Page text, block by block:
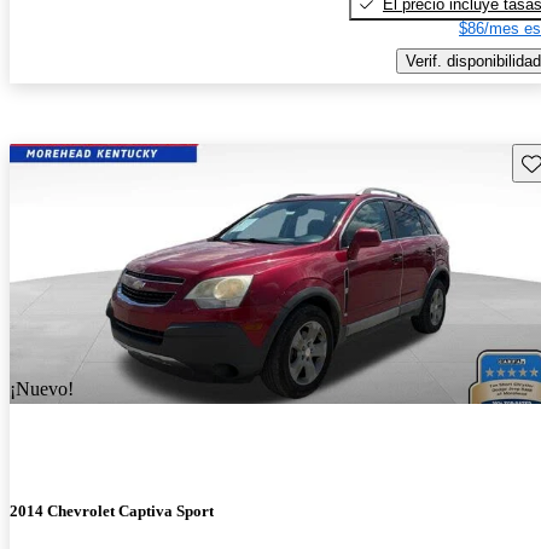
El precio incluye tasas
$86/mes
Verif. disponibilidad
¡Nuevo!
2014 Chevrolet Captiva Sport